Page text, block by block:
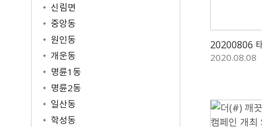
공공저작물 이용안내
공공저작물 자료실
공공데이터 건의
원주고향사랑기부제
공지사항
명예의전당
기부금현황
답례품 현황
답례품 추천
신림면
중앙동
원인동
개운동
명륜1동
명륜2동
일산동
학성동
2020.08.08